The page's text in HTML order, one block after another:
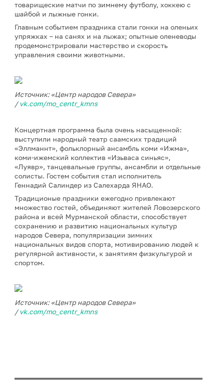
товарищеские матчи по зимнему футболу, хоккею с
шайбой и лыжные гонки.
Главным событием праздника стали гонки на оленьих
упряжках – на санях и на лыжах; опытные оленеводы
продемонстрировали мастерство и скорость
управления своими животными.
Источник: «Центр народов Севера»
/vk.com/mo_centr_kmns
Концертная программа была очень насыщенной:
выступили народный театр саамских традиций
«Эллманнт», фольклорный ансамбль коми «Ижма»,
коми-ижемский коллектив «Изьваса синьяс»,
«Луявр», танцевальные группы, ансамбли и отдельные
солисты. Гостем события стал исполнитель
Геннадий Салиндер из Салехарда ЯНАО.
Традиционые праздники ежегодно привлекают
множество гостей, объединяют жителей Ловозерского
района и всей Мурманской области, способствует
сохранению и развитию национальных культур
народов Севера, популяризации зимних
национальных видов спорта, мотивированию людей к
регулярной активности, к занятиям физкультурой и
спортом.
Источник: «Центр народов Севера»
/vk.com/mo_centr_kmns